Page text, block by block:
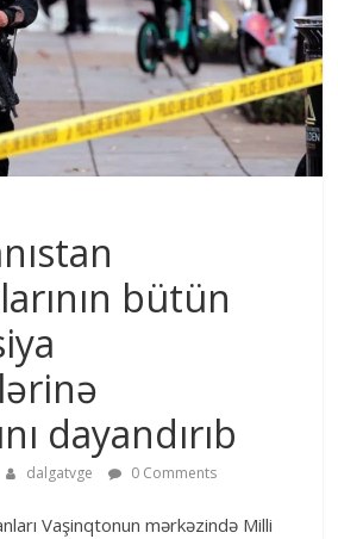
bütün
dayandırıb
dalgatvge 0 Comments
Vaşinqtonun mərkəzində Milli